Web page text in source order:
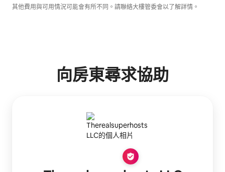
其他費用與可用情況可能會有所不同。請聯絡大樓管委會以了解詳情。
向房東尋求協助